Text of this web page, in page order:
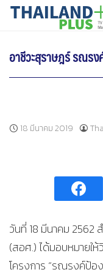
SkipTHAILANDPLUS
อาชีวะสุราษฎร์ รณร
18 มีนาคม 2019
วันที่ 18 มีนาคม 2562
(สอศ.) ได้มอบหมายใ
โครงการ “รณรงค์ป้อ